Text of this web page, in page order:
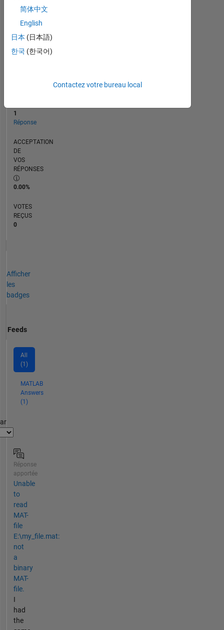
556
031
RÉPUTATION
CONTRIBUTIONS
1
Réponse
ACCEPTATION
DE
VOS
RÉPONSES
0.00%
VOTES
REÇUS
0
Afficher
les
badges
Feeds
All
(1)
MATLAB
Answers
(1)
Réponse
apportée
Unable
to
read
MAT-
file
E:\my_file.mat:
not
a
binary
MAT-
file.
I
had
the
简体中文
English
日本 (日本語)
한국 (한국어)
Contactez votre bureau local